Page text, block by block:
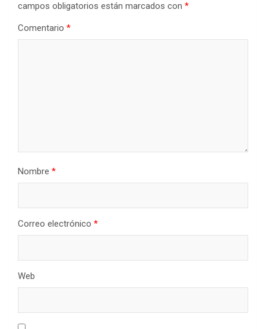
campos obligatorios están marcados con *
Comentario *
Nombre *
Correo electrónico *
Web